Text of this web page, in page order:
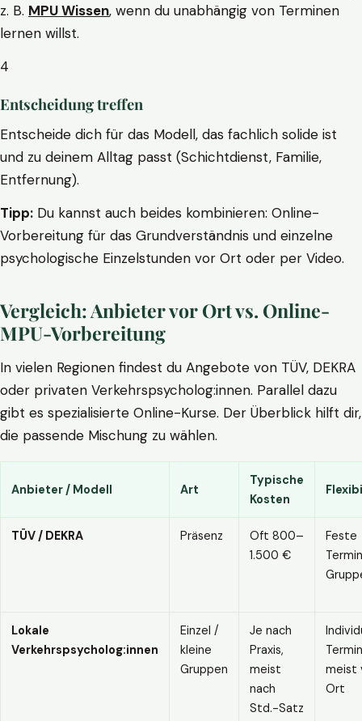
z. B. MPU Wissen, wenn du unabhängig von Terminen
lernen willst.
4
Entscheidung treffen
Entscheide dich für das Modell, das fachlich solide ist
und zu deinem Alltag passt (Schichtdienst, Familie,
Entfernung).
Tipp: Du kannst auch beides kombinieren: Online-
Vorbereitung für das Grundverständnis und einzelne
psychologische Einzelstunden vor Ort oder per Video.
Vergleich: Anbieter vor Ort vs. Online-
MPU-Vorbereitung
In vielen Regionen findest du Angebote von TÜV, DEKRA
oder privaten Verkehrspsycholog:innen. Parallel dazu
gibt es spezialisierte Online-Kurse. Der Überblick hilft dir,
die passende Mischung zu wählen.
Anbieter / Modell Art
Typische
Kosten
TÜV / DEKRA Präsenz
Oft 800–
1.500 €
Feste
Lokale
Verkehrspsycholog:innen
Einzel /
kleine
Gruppen
Je nach
Praxis,
meist
nach
Std.-Satz
meist
Ort